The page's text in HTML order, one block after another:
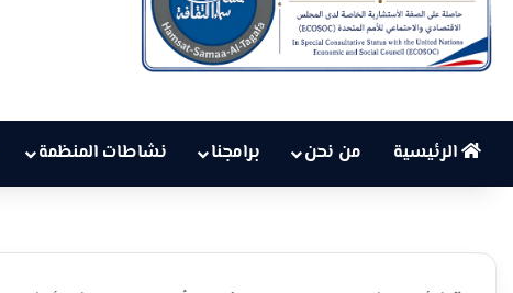
الرئيسية من نحن برامجنا نشاطات المنظمة